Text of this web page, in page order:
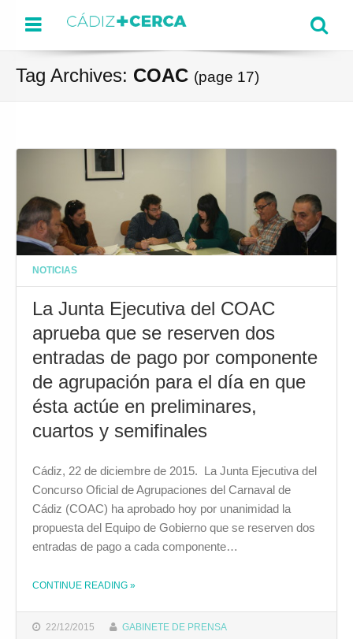
Menu
Tag Archives: COAC (page 17)
NOTICIAS
La Junta Ejecutiva del COAC
aprueba que se reserven dos
entradas de pago por componente
de agrupación para el día en que
ésta actúe en preliminares,
cuartos y semifinales
22/12/2015 GABINETE DE PRENSA
Cádiz, 22 de diciembre de 2015. La Junta Ejecutiva del
Concurso Oficial de Agrupaciones del Carnaval de
Cádiz (COAC) ha aprobado hoy por unanimidad la
propuesta del Equipo de Gobierno que se reserven dos
entradas de pago a cada componente…
CONTINUE READING »